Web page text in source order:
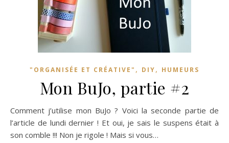
"ORGANISÉE ET CRÉATIVE" , DIY, HUMEURS
Mon BuJo, partie #2
Comment j’utilise mon BuJo ? Voici la seconde partie de
l’article de lundi dernier ! Et oui, je sais le suspens était à
son comble !!! Non je rigole ! Mais si vous…